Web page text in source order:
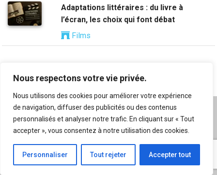
Nous respectons votre vie privée.
Nous utilisons des cookies pour améliorer votre expérience
de navigation, diffuser des publicités ou des contenus
personnalisés et analyser notre trafic. En cliquant sur « Tout
accepter », vous consentez à notre utilisation des cookies.
Personnaliser Tout rejeter Accepter tout
Adaptations littéraires : du livre à
l’écran, les choix qui font débat
Films
A propos|Mentions légales|Conditions générales
d’utilisation|Flux RSS| Nos auteurs|Archives|
Suggestion de contenu
© 2026 Copyright